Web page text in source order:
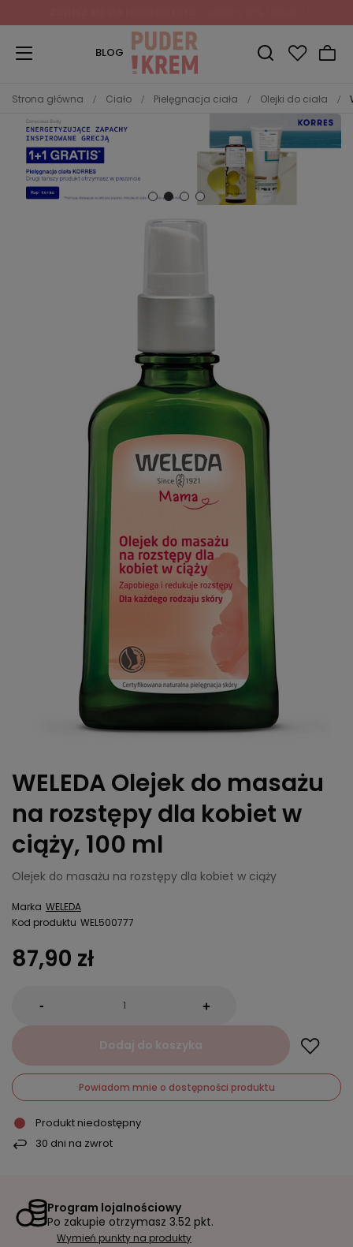
BLOG
Strona główna Ciało Pielęgnacja ciała Olejki do ciała
WELEDA Olejek do masażu
na rozstępy dla kobiet w
ciąży, 100 ml
Olejek do masażu na rozstępy dla kobiet w ciąży
Marka WELEDA
Kod produktu WEL500777
87,90 zł
- +
Dodaj do koszyka
Powiadom mnie o dostępności produktu
Produkt niedostępny
30 dni na zwrot
Program lojalnościowy
Po zakupie otrzymasz 3.52 pkt.
Wymień punkty na produkty